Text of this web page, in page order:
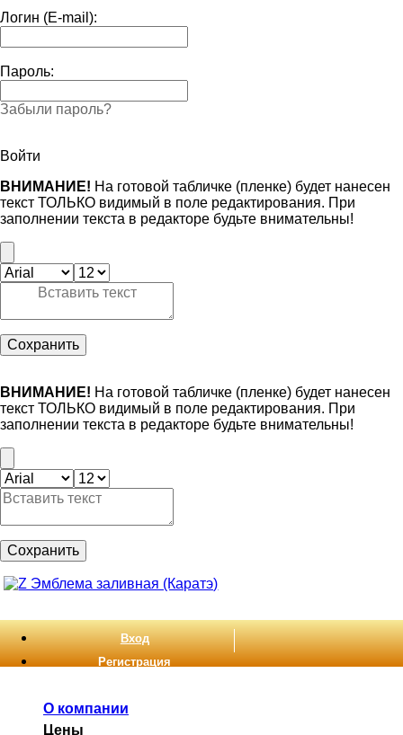
Логин (E-mail):
Пароль:
Забыли пароль?
Войти
ВНИМАНИЕ! На готовой табличке (пленке) будет нанесен
текст ТОЛЬКО видимый в поле редактирования. При
заполнении текста в редакторе будьте внимательны!
Сохранить
ВНИМАНИЕ! На готовой табличке (пленке) будет нанесен
текст ТОЛЬКО видимый в поле редактирования. При
заполнении текста в редакторе будьте внимательны!
Сохранить
Вход
Регистрация
О компании
Цены